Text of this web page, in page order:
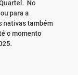
No
para a
nativas também
o momento